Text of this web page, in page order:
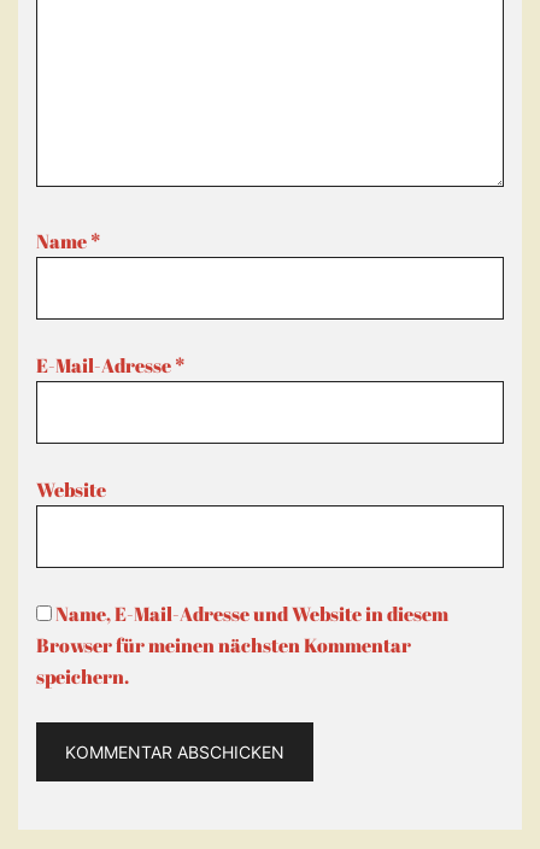
Name*
E-Mail-Adresse*
Website
Name, E-Mail-Adresse und Website in diesem
Browser für meinen nächsten Kommentar
speichern.